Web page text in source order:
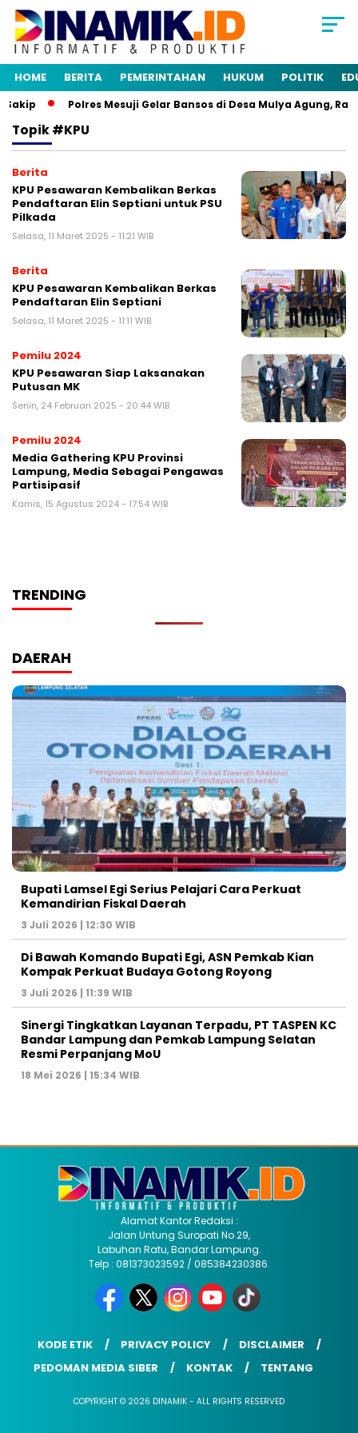
HOME BERITA PEMERINTAHAN HUKUM POLITIK
Polres Mesuji Gelar Bansos di Desa Mulya Agung,
Topik#KPU
Berita
KPU Pesawaran Kembalikan Berkas
Pendaftaran Elin Septiani untuk PSU
Pilkada
Selasa, 11 Maret 2025 - 11:21 WIB
Berita
KPU Pesawaran Kembalikan Berkas
Pendaftaran Elin Septiani
Selasa, 11 Maret 2025 - 11:11 WIB
Pemilu 2024
KPU Pesawaran Siap Laksanakan
Putusan MK
Senin, 24 Februari 2025 - 20:44 WIB
Pemilu 2024
Media Gathering KPU Provinsi
Lampung, Media Sebagai Pengawas
Partisipasif
Kamis, 15 Agustus 2024 - 17:54 WIB
TRENDING
DAERAH
Bupati Lamsel Egi Serius Pelajari Cara Perkuat
Kemandirian Fiskal Daerah
3 Juli 2026 | 12:30 WIB
Di Bawah Komando Bupati Egi, ASN Pemkab Kian
Kompak Perkuat Budaya Gotong Royong
3 Juli 2026 | 11:39 WIB
Sinergi Tingkatkan Layanan Terpadu, PT TASPEN KC
Bandar Lampung dan Pemkab Lampung Selatan
Resmi Perpanjang MoU
18 Mei 2026 | 15:34 WIB
Alamat Kantor Redaksi :
Jalan Untung Suropati No 29,
Labuhan Ratu, Bandar Lampung.
Telp : 081373023592 / 085384230386.
KODE ETIK PRIVACY POLICY
DISCLAIMER
PEDOMAN MEDIA SIBER
KONTAK TENTANG
COPYRIGHT © 2026 DINAMIK - ALL RIGHTS RESERVED